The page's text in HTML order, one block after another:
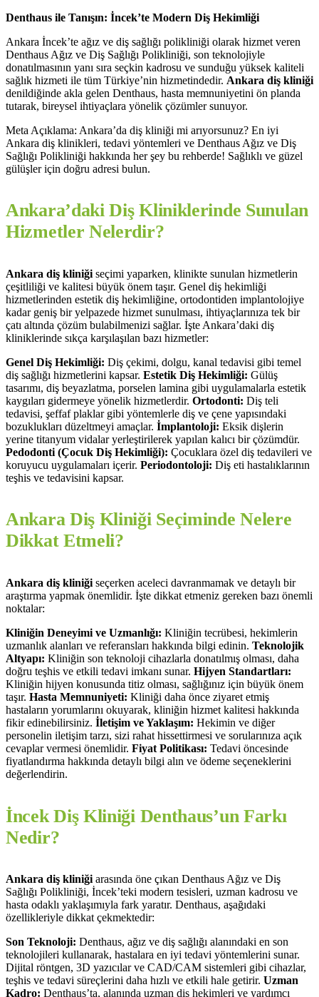
Denthaus ile Tanışın: İncek’te Modern Diş Hekimliği
Ankara İncek’te ağız ve diş sağlığı polikliniği olarak hizmet veren
Denthaus Ağız ve Diş Sağlığı Polikliniği, son teknolojiyle
donatılmasının yanı sıra seçkin kadrosu ve sunduğu yüksek kaliteli
sağlık hizmeti ile tüm Türkiye’nin hizmetindedir. Ankara diş kliniği
denildiğinde akla gelen Denthaus, hasta memnuniyetini ön planda
tutarak, bireysel ihtiyaçlara yönelik çözümler sunuyor.
Meta Açıklama: Ankara’da diş kliniği mi arıyorsunuz? En iyi
Ankara diş klinikleri, tedavi yöntemleri ve Denthaus Ağız ve Diş
Sağlığı Polikliniği hakkında her şey bu rehberde! Sağlıklı ve güzel
gülüşler için doğru adresi bulun.
Ankara’daki Diş Kliniklerinde Sunulan
Hizmetler Nelerdir?
Ankara diş kliniği seçimi yaparken, klinikte sunulan hizmetlerin
çeşitliliği ve kalitesi büyük önem taşır. Genel diş hekimliği
hizmetlerinden estetik diş hekimliğine, ortodontiden implantolojiye
kadar geniş bir yelpazede hizmet sunulması, ihtiyaçlarınıza tek bir
çatı altında çözüm bulabilmenizi sağlar. İşte Ankara’daki diş
kliniklerinde sıkça karşılaşılan bazı hizmetler:
Genel Diş Hekimliği: Diş çekimi, dolgu, kanal tedavisi gibi temel
diş sağlığı hizmetlerini kapsar. Estetik Diş Hekimliği: Gülüş
tasarımı, diş beyazlatma, porselen lamina gibi uygulamalarla estetik
kaygıları gidermeye yönelik hizmetlerdir. Ortodonti: Diş teli
tedavisi, şeffaf plaklar gibi yöntemlerle diş ve çene yapısındaki
bozuklukları düzeltmeyi amaçlar. İmplantoloji: Eksik dişlerin
yerine titanyum vidalar yerleştirilerek yapılan kalıcı bir çözümdür.
Pedodonti (Çocuk Diş Hekimliği): Çocuklara özel diş tedavileri ve
koruyucu uygulamaları içerir. Periodontoloji: Diş eti hastalıklarının
teşhis ve tedavisini kapsar.
Ankara Diş Kliniği Seçiminde Nelere
Dikkat Etmeli?
Ankara diş kliniği seçerken aceleci davranmamak ve detaylı bir
araştırma yapmak önemlidir. İşte dikkat etmeniz gereken bazı önemli
noktalar:
Kliniğin Deneyimi ve Uzmanlığı: Kliniğin tecrübesi, hekimlerin
uzmanlık alanları ve referansları hakkında bilgi edinin. Teknolojik
Altyapı: Kliniğin son teknoloji cihazlarla donatılmış olması, daha
doğru teşhis ve etkili tedavi imkanı sunar. Hijyen Standartları:
Kliniğin hijyen konusunda titiz olması, sağlığınız için büyük önem
taşır. Hasta Memnuniyeti: Kliniği daha önce ziyaret etmiş
hastaların yorumlarını okuyarak, kliniğin hizmet kalitesi hakkında
fikir edinebilirsiniz. İletişim ve Yaklaşım: Hekimin ve diğer
personelin iletişim tarzı, sizi rahat hissettirmesi ve sorularınıza açık
cevaplar vermesi önemlidir. Fiyat Politikası: Tedavi öncesinde
fiyatlandırma hakkında detaylı bilgi alın ve ödeme seçeneklerini
değerlendirin.
İncek Diş Kliniği Denthaus’un Farkı
Nedir?
Ankara diş kliniği arasında öne çıkan Denthaus Ağız ve Diş
Sağlığı Polikliniği, İncek’teki modern tesisleri, uzman kadrosu ve
hasta odaklı yaklaşımıyla fark yaratır. Denthaus, aşağıdaki
özellikleriyle dikkat çekmektedir:
Son Teknoloji: Denthaus, ağız ve diş sağlığı alanındaki en son
teknolojileri kullanarak, hastalara en iyi tedavi yöntemlerini sunar.
Dijital röntgen, 3D yazıcılar ve CAD/CAM sistemleri gibi cihazlar,
teşhis ve tedavi süreçlerini daha hızlı ve etkili hale getirir. Uzman
Kadro: Denthaus’ta, alanında uzman diş hekimleri ve yardımcı